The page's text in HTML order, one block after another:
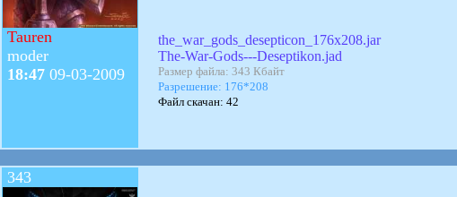
Tauren
moder
18:47 09-03-2009
the_war_gods_desepticon_176x208.jar
The-War-Gods---Deseptikon.jad
Размер файла: 343 Кбайт
Разрешение: 176*208
Файл скачан: 42
343